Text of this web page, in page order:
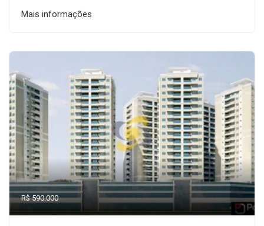
Mais informações
R$ 590.000